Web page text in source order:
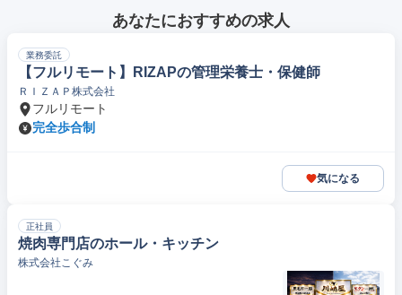
あなたにおすすめの求人
業務委託
【フルリモート】RIZAPの管理栄養士・保健師
ＲＩＺＡＰ株式会社
フルリモート
完全歩合制
気になる
正社員
焼肉専門店のホール・キッチン
株式会社こぐみ